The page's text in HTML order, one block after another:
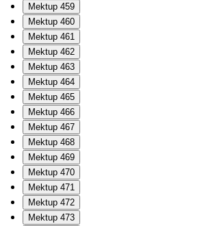
Mektup 459
Mektup 460
Mektup 461
Mektup 462
Mektup 463
Mektup 464
Mektup 465
Mektup 466
Mektup 467
Mektup 468
Mektup 469
Mektup 470
Mektup 471
Mektup 472
Mektup 473